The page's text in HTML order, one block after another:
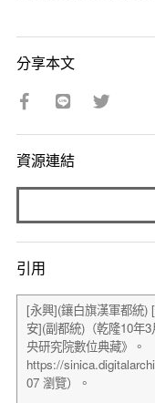
分享本文
資源連結
引用